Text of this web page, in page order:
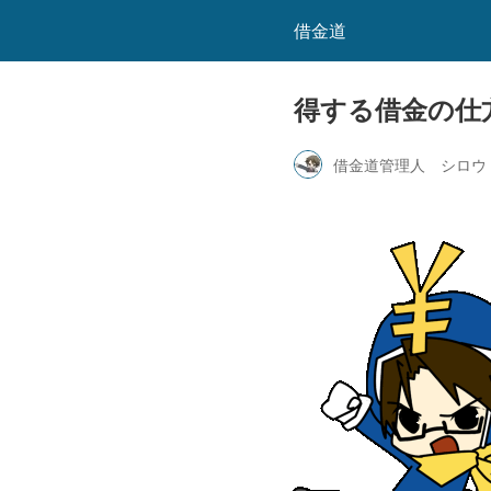
借金道
得する借金の仕
借金道管理人 シロウ